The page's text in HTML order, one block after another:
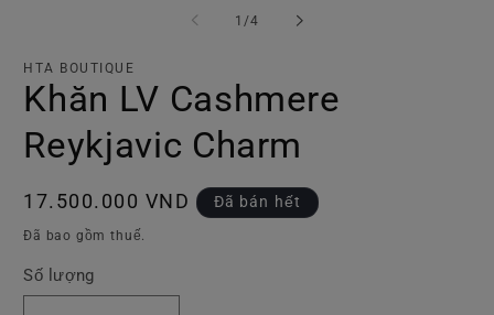
hộp
tương
tác
1 /trong
4
HTA BOUTIQUE
Khăn LV Cashmere
Reykjavic Charm
Giá
thông
17.500.000 VND Đã bán hết
Đã bao gồm thuế.
Số lượng